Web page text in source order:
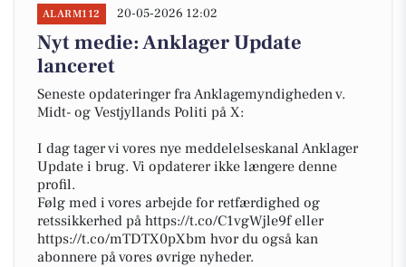
ALARM112 20-05-2026 12:02
Nyt medie: Anklager Update
lanceret
Seneste opdateringer fra Anklagemyndigheden v.
Midt- og Vestjyllands Politi på X:
I dag tager vi vores nye meddelelseskanal Anklager
Update i brug. Vi opdaterer ikke længere denne
profil.
Følg med i vores arbejde for retfærdighed og
retssikkerhed på https://t.co/C1vgWjle9f eller
https://t.co/mTDTX0pXbm hvor du også kan
abonnere på vores øvrige nyheder.